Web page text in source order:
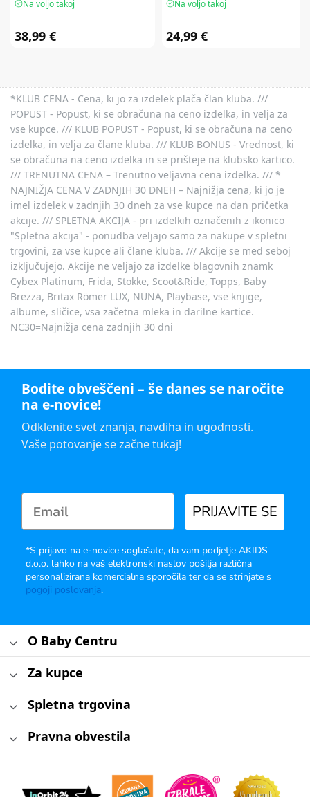
Na voljo takoj
38,99 €
Na voljo takoj
24,99 €
*KLUB CENA - Cena, ki jo za izdelek plača član kluba. ///
POPUST - Popust, ki se obračuna na ceno izdelka, in velja za
vse kupce. /// KLUB POPUST - Popust, ki se obračuna na ceno
izdelka, in velja za člane kluba. /// KLUB BONUS - Vrednost, ki
se obračuna na ceno izdelka in se prišteje na klubsko kartico.
/// TRENUTNA CENA – Trenutno veljavna cena izdelka. /// *
NAJNIŽJA CENA V ZADNJIH 30 DNEH – Najnižja cena, ki jo je
imel izdelek v zadnjih 30 dneh za vse kupce na dan pričetka
akcije. /// SPLETNA AKCIJA - pri izdelkih označenih z ikonico
"Spletna akcija" - ponudba veljajo samo za nakupe v spletni
trgovini, za vse kupce ali člane kluba. /// Akcije se med seboj
izključujejo. Akcije ne veljajo za izdelke blagovnih znamk
Cybex Platinum, Frida, Stokke, Scoot&Ride, Topps, Baby
Brezza, Britax Römer LUX, NUNA, Playbase, vse knjige,
albume, sličice, vsa začetna mleka in darilne kartice.
NC30=Najnižja cena zadnjih 30 dni
Bodite obveščeni – še danes se naročite
na e-novice!
Odklenite svet znanja, navdiha in ugodnosti.
Vaše potovanje se začne tukaj!
PRIJAVITE SE
*S prijavo na e-novice soglašate, da vam podjetje AKIDS
d.o.o. lahko na vaš elektronski naslov pošilja različna
personalizirana komercialna sporočila ter da se strinjate s
pogoji poslovanja.
O Baby Centru
Za kupce
Spletna trgovina
Pravna obvestila